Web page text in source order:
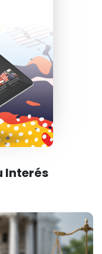
Interés